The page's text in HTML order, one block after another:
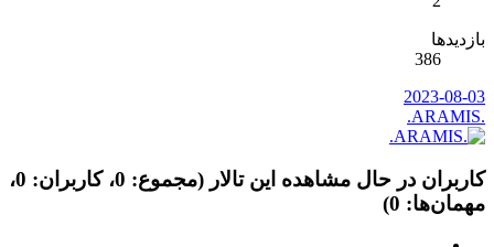
بازدیدها
386
2023-08-03
.ARAMIS.
کاربران در حال مشاهده این تالار (مجموع: 0، کاربران: 0،
مهمان‌ها: 0)